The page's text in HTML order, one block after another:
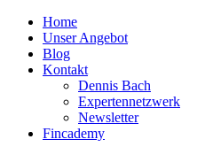
Home
Unser Angebot
Blog
Kontakt
Dennis Bach
Expertennetzwerk
Newsletter
Fincademy